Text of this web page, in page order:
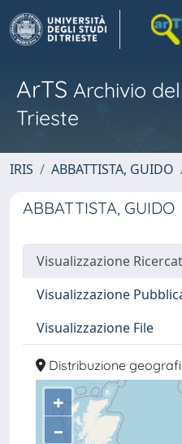
ArTS Archivio
Trieste
IRIS ABBATTISTA, GUIDO
ABBATTISTA, GUIDO
Visualizzazione
Visualizzazione
Visualizzazione File
Distribuzione
+
–